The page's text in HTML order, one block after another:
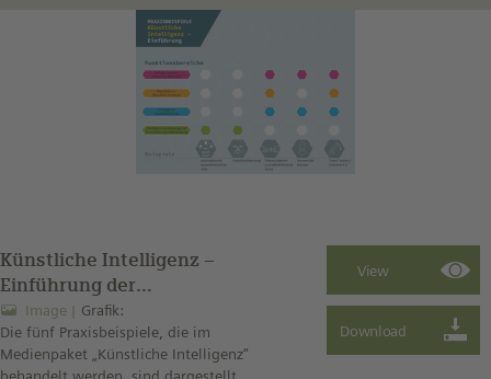
Künstliche Intelligenz –
Einführung der
Praxisbeispiele
Image
Grafik:
Die fünf Praxisbeispiele, die im
Medienpaket „Künstliche Intelligenz“